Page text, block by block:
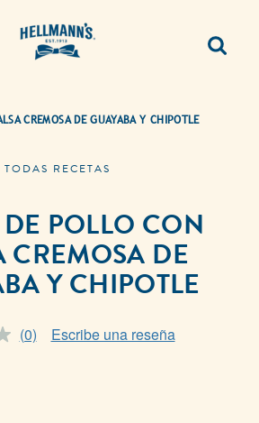
CREMOSA DE GUAYABA Y CHIPOTLE
TODAS RECETAS
POLLO CON
CREMOSA DE
Y CHIPOTLE
Sin
(0) Escribe una reseña